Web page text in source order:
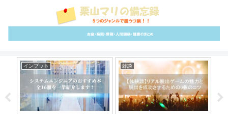
インプット 雑談